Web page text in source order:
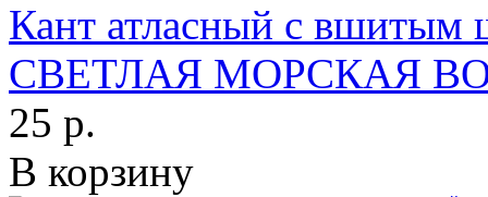
Кант атласный с
СВЕТЛАЯ МОРСКАЯ
25 р.
В корзину